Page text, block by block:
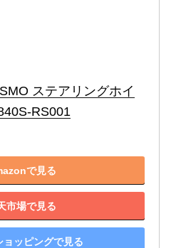
ステアリングホイ
RS001
で見る
市場で見る
ッピングで見る